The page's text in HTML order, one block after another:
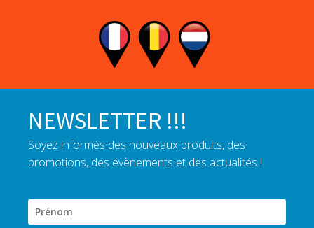
NEWSLETTER !!!
Soyez informés des nouveaux produits, des
promotions, des évènements et des actualités !